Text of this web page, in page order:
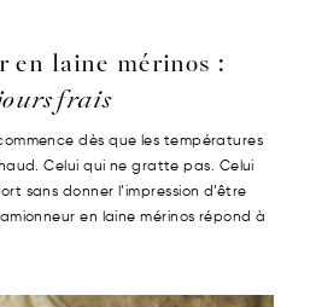
en laine mérinos :
frais
dès que les températures
Celui qui ne gratte pas. Celui
sans donner l’impression d’être
en laine mérinos répond à